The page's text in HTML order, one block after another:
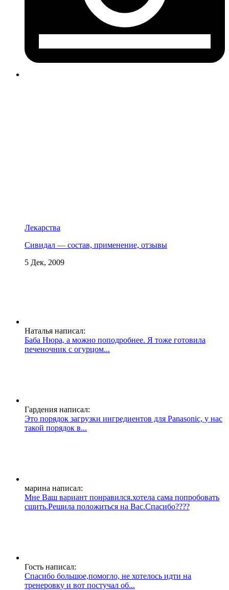
Лекарства
Сивидал — состав, применение, отзывы
5 Дек, 2009
Наталья написал:
Баба Нюра, а можно поподробнее. Я тоже готовила
печеночник с огурцом...
Гардения написал:
Это порядок загрузки ингредиентов для Panasonic, у нас
такой порядок в...
марина написал:
Мне Ваш вариант понравился.хотела сама попробовать
сшить.Решила положиться на Вас.Спасибо????
Гость написал:
Спасибо большое,помогло, не хотелось идти на
тренеровку и вот постучал об...